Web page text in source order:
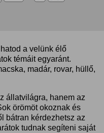
a velünk élő
témáit egyaránt.
madár, rovar, hüllő,
állatvilágra, hanem az
örömöt okoznak és
bátran kérdezhetsz az
tudnak segíteni saját